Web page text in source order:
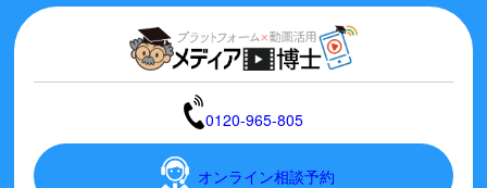
0120-965-805
オンライン相談予約